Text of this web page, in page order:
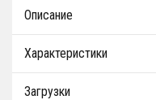
Описание
Характеристики
Загрузки